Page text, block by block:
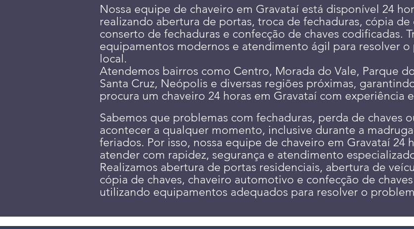
Nossa equipe de chaveiro em Gravataí está disponível 24
realizando abertura de portas, troca de fechaduras, cópia
conserto de fechaduras e confecção de chaves codificadas.
equipamentos modernos e atendimento ágil para resolver
local.
Atendemos bairros como Centro, Morada do Vale, Parque
Santa Cruz, Neópolis e diversas regiões próximas,
procura um chaveiro 24 horas em Gravataí com experiência
Sabemos que problemas com fechaduras, perda de chaves
acontecer a qualquer momento, inclusive durante a
feriados. Por isso, nossa equipe de chaveiro em Gravataí 24
atender com rapidez, segurança e atendimento
Realizamos abertura de portas residenciais, abertura de
cópia de chaves, chaveiro automotivo e confecção de
utilizando equipamentos adequados para resolver o